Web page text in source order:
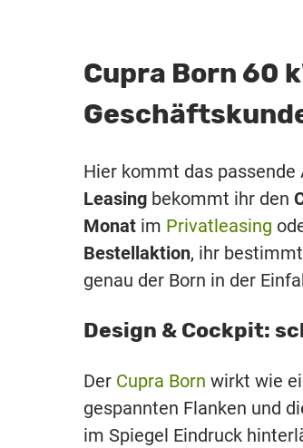
Cupra Born 60
Hier kommt das
Leasing bekommt ihr den
Monat im Privatleasing
Bestellaktion, ihr bestimmt
genau der Born in der
Design & Cockpit:
Der Cupra Born wirkt wie
gespannten Flanken und
im Spiegel Eindruck